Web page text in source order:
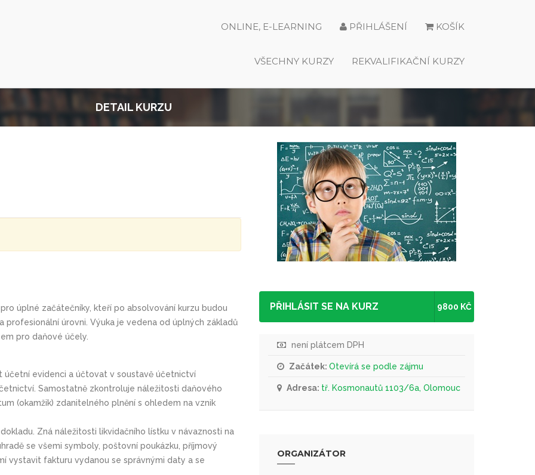
KOŠÍK
PŘIHLÁŠENÍ
ONLINE, E-LEARNING
REKVALIFIKAČNÍ KURZY
VŠECHNY KURZY
DETAIL KURZU
úplné začátečníky, kteří po absolvování kurzu budou
úrovni. Výuka je vedena od úplných základů
pro daňové účely.
účetní evidenci a účtovat v soustavě účetnictví
Samostatně zkontroluje náležitosti daňového
(okamžik) zdanitelného plnění s ohledem na vznik
Zná náležitosti likvidačního lístku v návaznosti na
se všemi symboly, poštovní poukázku, příjmový
vystavit fakturu vydanou se správnými daty a se
PŘIHLÁSIT SE NA KURZ 9800 KČ
není plátcem DPH
Začátek: Otevírá se podle zájmu
Adresa: tř. Kosmonautů 1103/6a, Olomouc
ORGANIZÁTOR